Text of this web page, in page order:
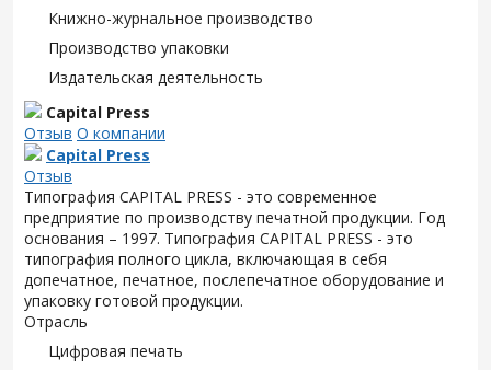
Книжно-журнальное производство
Производство упаковки
Издательская деятельность
Capital Press
Отзыв О компании
Capital Press
Отзыв
Типография CAPITAL PRESS - это современное
предприятие по производству печатной продукции. Год
основания – 1997. Типография CAPITAL PRESS - это
типография полного цикла, включающая в себя
допечатное, печатное, послепечатное оборудование и
упаковку готовой продукции.
Отрасль
Цифровая печать